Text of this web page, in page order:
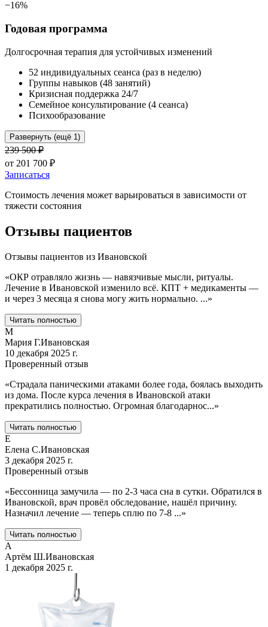
−16%
Годовая программа
Долгосрочная терапия для устойчивых изменений
52 индивидуальных сеанса (раз в неделю)
Группы навыков (48 занятий)
Кризисная поддержка 24/7
Семейное консультирование (4 сеанса)
Психообразование
Развернуть (ещё 1)
239 500₽
от 201 700 ₽
Записаться
Стоимость лечения может варьироваться в зависимости от
тяжести состояния
Отзывы пациентов
Отзывы пациентов из Ивановской
«ОКР отравляло жизнь — навязчивые мысли, ритуалы.
Лечение в Ивановской изменило всё. КПТ + медикаменты —
и через 3 месяца я снова могу жить нормально. ...»
Читать полностью
М
Мария Г.Ивановская
10 декабря 2025 г.
Проверенный отзыв
«Страдала паническими атаками более года, боялась выходить
из дома. После курса лечения в Ивановской атаки
прекратились полностью. Огромная благодарнос...»
Читать полностью
Е
Елена С.Ивановская
3 декабря 2025 г.
Проверенный отзыв
«Бессонница замучила — по 2-3 часа сна в сутки. Обратился в
Ивановской, врач провёл обследование, нашёл причину.
Назначил лечение — теперь сплю по 7-8 ...»
Читать полностью
А
Артём Ш.Ивановская
1 декабря 2025 г.